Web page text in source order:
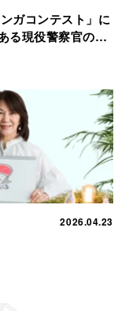
ガコンテスト」に
る現役警察官の2
2026.04.23